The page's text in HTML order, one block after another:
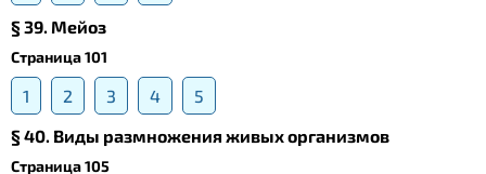
§ 39. Meйоз
Страница 101
1 2 3 4
5
§ 40. Виды размножения живых организмов
Страница 105